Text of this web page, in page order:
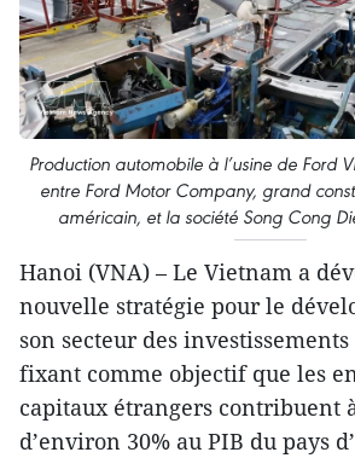
Production automobile à l’usine de Ford
entre Ford Motor Company, grand
américain, et la société Song Cong
Hanoi (VNA) – Le Vietnam a
nouvelle stratégie pour le
son secteur des
fixant comme objectif que les
capitaux étrangers contribuent
d’environ 30% au PIB du pays